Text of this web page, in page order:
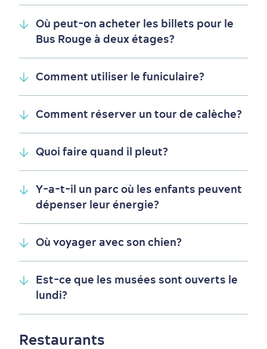
Autour du centre-ville
Périphérie de la ville
Activités en été
Activités en hiver
en famille
Hôtels écologiques
Centres de villégiature
Magazine Québec cité
Informations pratiques
Où peut-on acheter les billets pour le
Bus Rouge à deux étages?
Comment utiliser le funiculaire?
Comment réserver un tour de calèche?
Quoi faire quand il pleut?
Y-a-t-il un parc où les enfants peuvent
dépenser leur énergie?
Où voyager avec son chien?
Est-ce que les musées sont ouverts le
lundi?
Restaurants